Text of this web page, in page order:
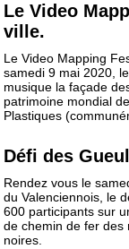
Le Video
ville.
Le Video Mapping
samedi 9 mai 2020,
musique la façade
patrimoine mondial
Plastiques
Défi des
Rendez vous le
du Valenciennois, le
600 participants sur
de chemin de fer des
noires.